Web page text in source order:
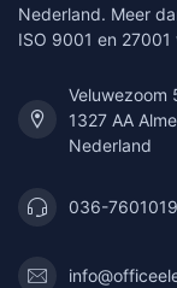
Nederland. Meer
ISO 9001 en
Veluwezoom
1327 AA
Nederland
036-7601019